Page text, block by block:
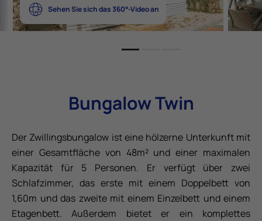
Sehen Sie sich das 360°-Video an
Bungalow Twin
Der Zwillingsbungalow ist eine hölzerne Unterkunft mit
einer Gesamtfläche von 48m² und einer maximalen
Kapazität für 5 Personen. Er verfügt über zwei
Schlafzimmer, das erste mit einem Doppelbett von
1,60m und das zweite mit einem Einzelbett und einem
Etagenbett. Außerdem bietet er ein komplettes